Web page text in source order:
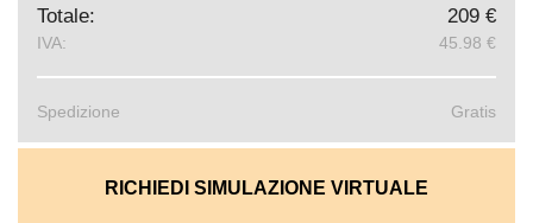
Totale: 209 €
IVA: 45.98 €
Spedizione Gratis
RICHIEDI SIMULAZIONE VIRTUALE